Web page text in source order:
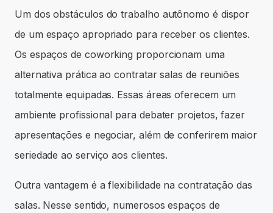
Um dos obstáculos do trabalho autônomo é dispor
de um espaço apropriado para receber os clientes.
Os espaços de coworking proporcionam uma
alternativa prática ao contratar salas de reuniões
totalmente equipadas. Essas áreas oferecem um
ambiente profissional para debater projetos, fazer
apresentações e negociar, além de conferirem maior
seriedade ao serviço aos clientes.
Outra vantagem é a flexibilidade na contratação das
salas. Nesse sentido, numerosos espaços de